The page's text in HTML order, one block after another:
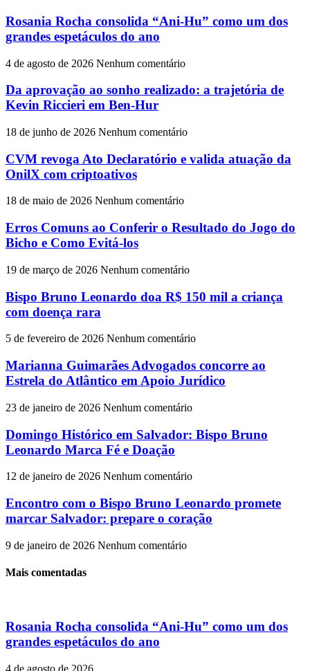
Rosania Rocha consolida “Ani-Hu” como um dos
grandes espetáculos do ano
4 de agosto de 2026 Nenhum comentário
Da aprovação ao sonho realizado: a trajetória de
Kevin Riccieri em Ben-Hur
18 de junho de 2026 Nenhum comentário
CVM revoga Ato Declaratório e valida atuação da
OnilX com criptoativos
18 de maio de 2026 Nenhum comentário
Erros Comuns ao Conferir o Resultado do Jogo do
Bicho e Como Evitá-los
19 de março de 2026 Nenhum comentário
Bispo Bruno Leonardo doa R$ 150 mil a criança
com doença rara
5 de fevereiro de 2026 Nenhum comentário
Marianna Guimarães Advogados concorre ao
Estrela do Atlântico em Apoio Jurídico
23 de janeiro de 2026 Nenhum comentário
Domingo Histórico em Salvador: Bispo Bruno
Leonardo Marca Fé e Doação
12 de janeiro de 2026 Nenhum comentário
Encontro com o Bispo Bruno Leonardo promete
marcar Salvador: prepare o coração
9 de janeiro de 2026 Nenhum comentário
Mais comentadas
Rosania Rocha consolida “Ani-Hu” como um dos
grandes espetáculos do ano
4 de agosto de 2026